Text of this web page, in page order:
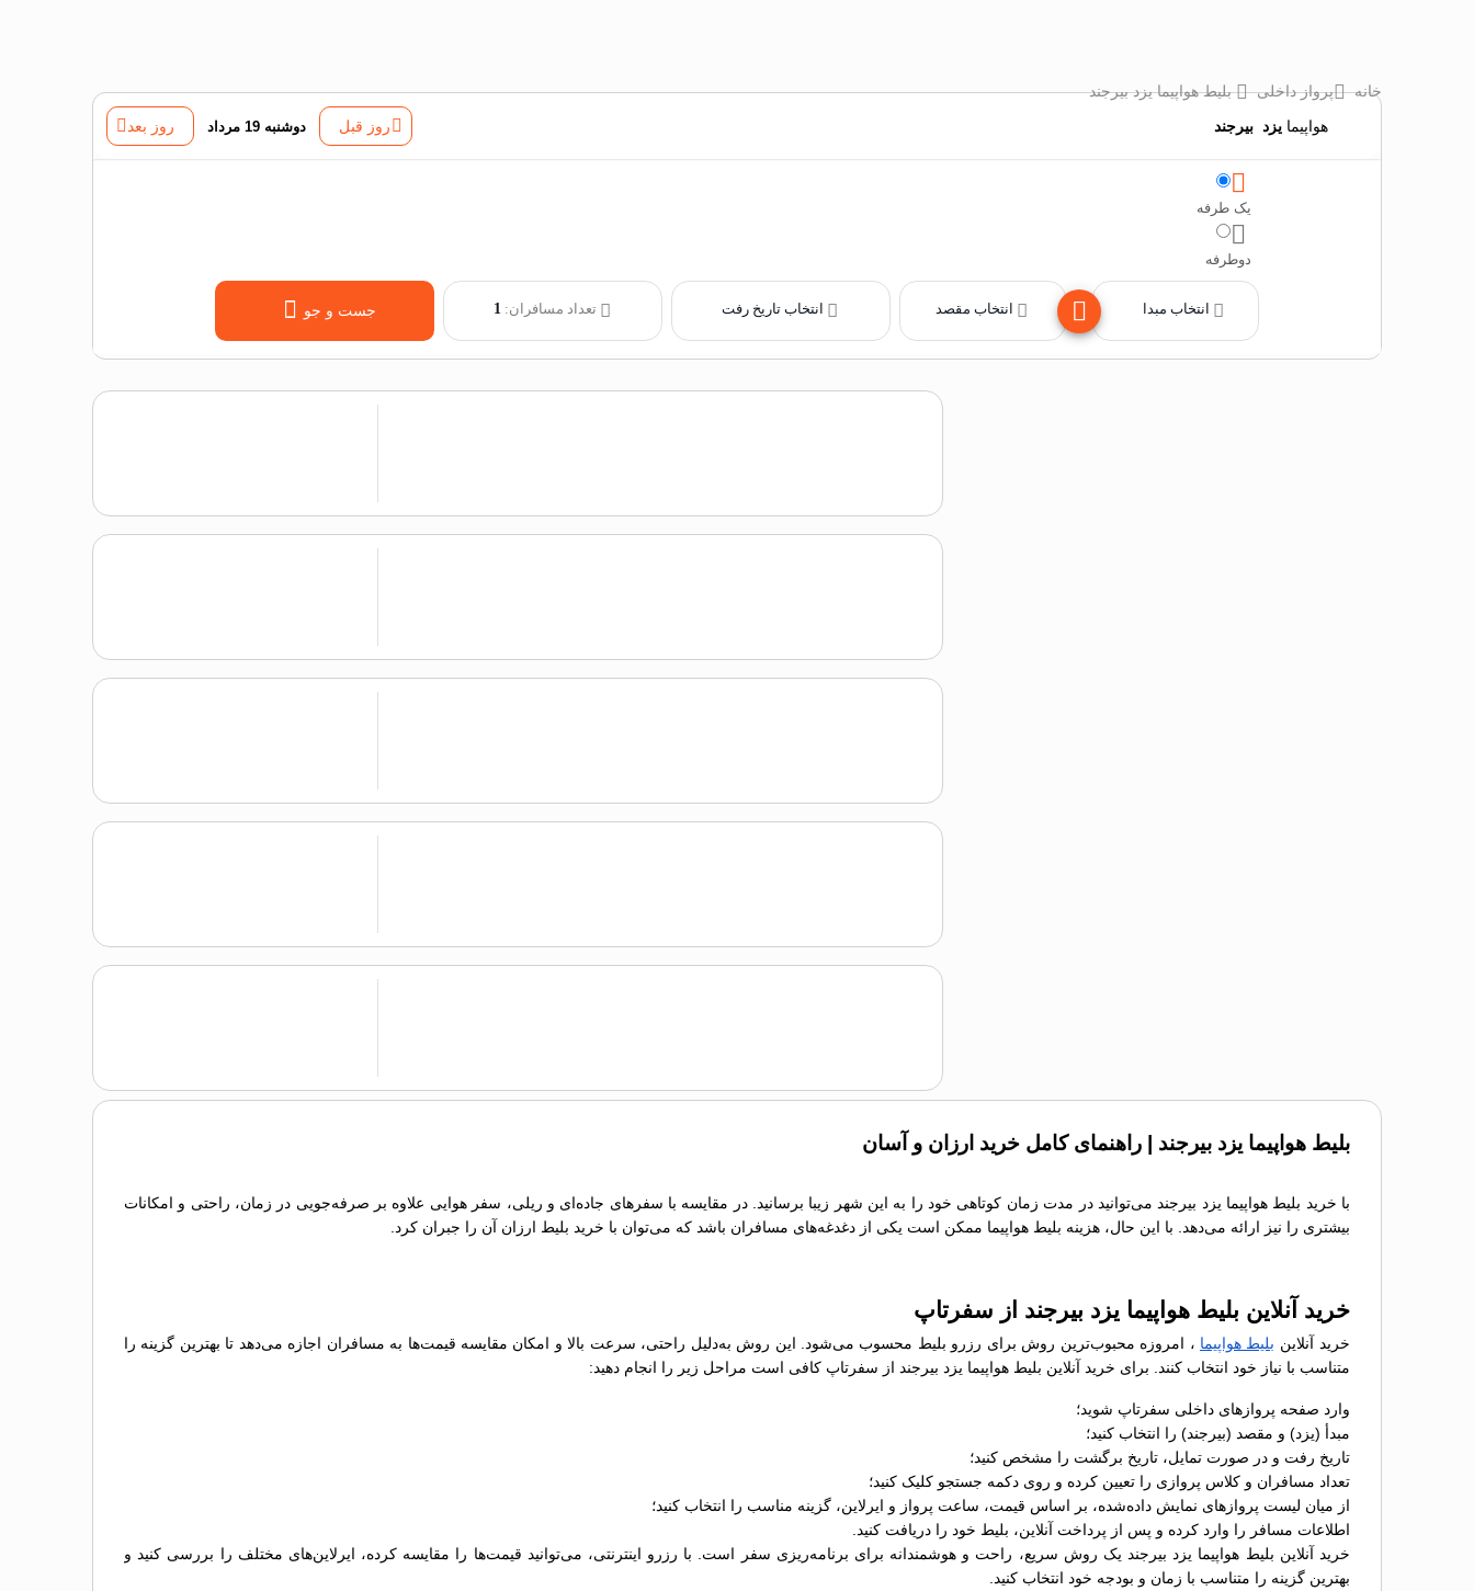
خانه پرواز داخلی
بلیط هواپیما یزد بیرجند
هواپیما یزد بیرجند روز قبل دوشنبه 19 مرداد روز بعد
یک طرفه
دوطرفه
انتخاب مبدا انتخاب مقصد تعداد مسافران:1 جست و جو
بلیط هواپیما یزد بیرجند | راهنمای کامل خرید ارزان و آسان
با خرید بلیط هواپیما یزد بیرجند می‌توانید در مدت زمان کوتاهی خود را به این شهر زیبا برسانید. در مقایسه با سفرهای جاده‌ای و ریلی، سفر هوایی علاوه بر صرفه‌جویی در زمان، راحتی و امکانات
بیشتری را نیز ارائه می‌دهد. با این حال، هزینه بلیط هواپیما ممکن است یکی از دغدغه‌های مسافران باشد که می‌توان با خرید بلیط ارزان آن را جبران کرد.
خرید آنلاین بلیط هواپیما یزد بیرجند از سفرتاپ
خرید آنلاین بلیط هواپیما ، امروزه محبوب‌ترین روش برای رزرو بلیط محسوب می‌شود. این روش به‌دلیل راحتی، سرعت بالا و امکان مقایسه قیمت‌ها به مسافران اجازه می‌دهد تا بهترین گزینه را
متناسب با نیاز خود انتخاب کنند. برای خرید آنلاین بلیط هواپیما یزد بیرجند از سفرتاپ کافی است مراحل زیر را انجام دهید:
وارد صفحه پروازهای داخلی سفرتاپ شوید؛
مبدأ (یزد) و مقصد (بیرجند) را انتخاب کنید؛
تاریخ رفت و در صورت تمایل، تاریخ برگشت را مشخص کنید؛
تعداد مسافران و کلاس پروازی را تعیین کرده و روی دکمه جستجو کلیک کنید؛
از میان لیست پروازهای نمایش داده‌شده، بر اساس قیمت، ساعت پرواز و ایرلاین، گزینه مناسب را انتخاب کنید؛
اطلاعات مسافر را وارد کرده و پس از پرداخت آنلاین، بلیط خود را دریافت کنید.
خرید آنلاین بلیط هواپیما یزد بیرجند یک روش سریع، راحت و هوشمندانه برای برنامه‌ریزی سفر است. با رزرو اینترنتی، می‌توانید قیمت‌ها را مقایسه کرده، ایرلاین‌های مختلف را بررسی کنید و
بهترین گزینه را متناسب با زمان و بودجه خود انتخاب کنید.